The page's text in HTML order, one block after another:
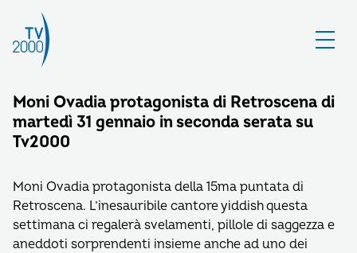
Moni Ovadia protagonista di Retroscena di
martedì 31 gennaio in seconda serata su
Tv2000
Moni Ovadia protagonista della 15ma puntata di
Retroscena. L’inesauribile cantore yiddish questa
settimana ci regalerà svelamenti, pillole di saggezza e
aneddoti sorprendenti insieme anche ad uno dei